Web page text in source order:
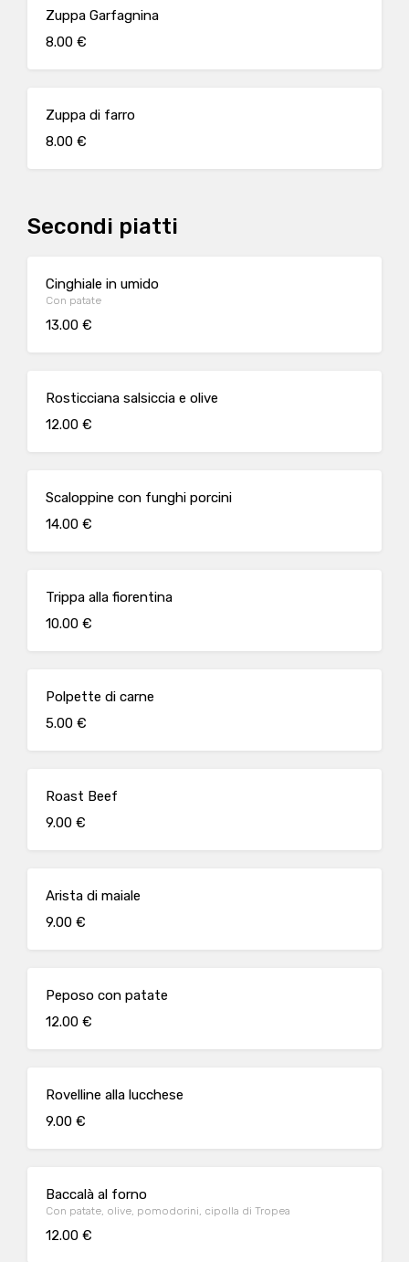
Zuppa Garfagnina
8.00 €
Zuppa di farro
8.00 €
Secondi piatti
Cinghiale in umido
Con patate
13.00 €
Rosticciana salsiccia e olive
12.00 €
Scaloppine con funghi porcini
14.00 €
Trippa alla fiorentina
10.00 €
Polpette di carne
5.00 €
Roast Beef
9.00 €
Arista di maiale
9.00 €
Peposo con patate
12.00 €
Rovelline alla lucchese
9.00 €
Baccalà al forno
Con patate, olive, pomodorini, cipolla di Tropea
12.00 €